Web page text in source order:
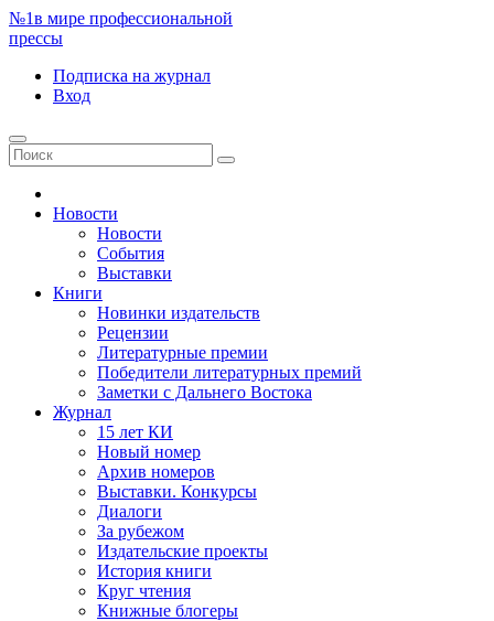
№1в мире профессиональной
прессы
Подписка на журнал
Вход
Новости
Новости
События
Выставки
Книги
Новинки издательств
Рецензии
Литературные премии
Победители литературных премий
Заметки с Дальнего Востока
Журнал
15 лет КИ
Новый номер
Архив номеров
Выставки. Конкурсы
Диалоги
За рубежом
Издательские проекты
История книги
Круг чтения
Книжные блогеры